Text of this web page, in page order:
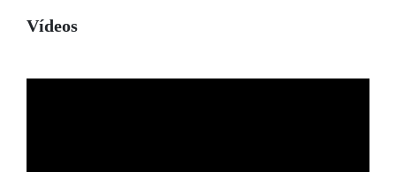
Vídeos